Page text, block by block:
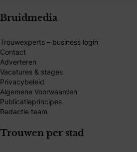
Bruidmedia
Trouwexperts – business login
Contact
Adverteren
Vacatures & stages
Privacybeleid
Algemene Voorwaarden
Publicatieprincipes
Redactie team
Trouwen per stad